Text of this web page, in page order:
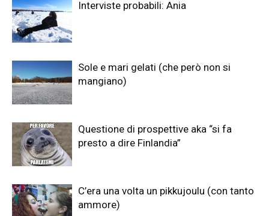
Interviste probabili: Ania
Sole e mari gelati (che però non si
mangiano)
Questione di prospettive aka “si fa
presto a dire Finlandia”
C’era una volta un pikkujoulu (con tanto
ammore)